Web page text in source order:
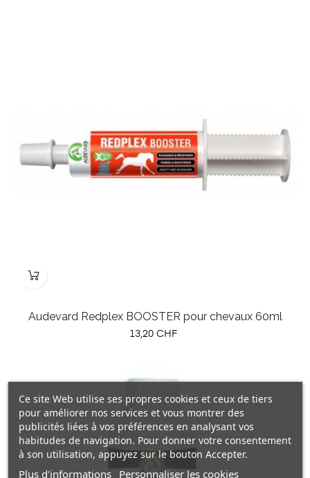
Audevard Redplex BOOSTER pour chevaux 60ml
Prix
13,20 CHF
Ce site Web utilise ses propres cookies et ceux de tiers
pour améliorer nos services et vous montrer des
publicités liées à vos préférences en analysant vos
habitudes de navigation. Pour donner votre consentement
à son utilisation, appuyez sur le bouton Accepter.
Plus d'informations Personnaliser les cookies